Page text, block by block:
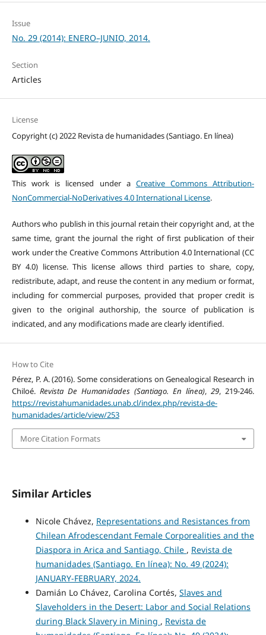
Issue
No. 29 (2014): ENERO–JUNIO, 2014.
Section
Articles
License
Copyright (c) 2022 Revista de humanidades (Santiago. En línea)
This work is licensed under a Creative Commons Attribution-
NonCommercial-NoDerivatives 4.0 International License.
Authors who publish in this journal retain their copyright and, at the
same time, grant the journal the right of first publication of their
work under the Creative Commons Attribution 4.0 International (CC
BY 4.0) license. This license allows third parties to share, copy,
redistribute, adapt, and reuse the content in any medium or format,
including for commercial purposes, provided that proper credit is
given to the original authorship, the source of publication is
indicated, and any modifications made are clearly identified.
How to Cite
Pérez, P. A. (2016). Some considerations on Genealogical Research in
Chiloé. Revista De Humanidades (Santiago. En línea),29, 219-246.
https://revistahumanidades.unab.cl/index.php/revista-de-
humanidades/article/view/253
More Citation Formats
Similar Articles
Nicole Chávez, Representations and Resistances from
Chilean Afrodescendant Female Corporealities and the
Diaspora in Arica and Santiago, Chile , Revista de
humanidades (Santiago. En línea): No. 49 (2024):
JANUARY-FEBRUARY, 2024.
Damián Lo Chávez, Carolina Cortés, Slaves and
Slaveholders in the Desert: Labor and Social Relations
during Black Slavery in Mining , Revista de